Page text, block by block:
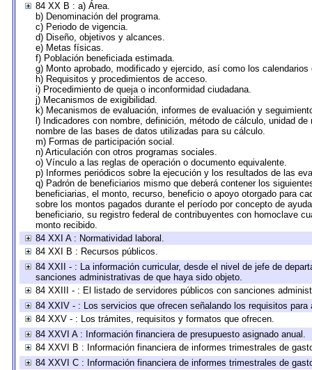
84 XX B : a) Área.
b) Denominación del programa.
c) Periodo de vigencia.
d) Diseño, objetivos y alcances.
e) Metas físicas.
f) Población beneficiada estimada.
g) Monto aprobado, modificado y ejercido, así como los
h) Requisitos y procedimientos de acceso.
i) Procedimiento de queja o inconformidad ciudadana.
j) Mecanismos de exigibilidad.
k) Mecanismos de evaluación, informes de evaluación y
l) Indicadores con nombre, definición, método de cálculo, unidad
nombre de las bases de datos utilizadas para su cálculo.
m) Formas de participación social.
n) Articulación con otros programas sociales.
o) Vínculo a las reglas de operación o documento equivalente.
p) Informes periódicos sobre la ejecución y los resultados de las
q) Padrón de beneficiarios mismo que deberá contener los
beneficiarias, el monto, recurso, beneficio o apoyo otorgado para
sobre los montos pagados durante el período por concepto de
beneficiario, su registro federal de contribuyentes con homoclave
monto recibido.
84 XXI A : Normatividad laboral.
84 XXI B : Recursos públicos.
84 XXII - : La información curricular, desde el nivel de jefe de
sanciones administrativas de que haya sido objeto.
84 XXIII - : El listado de servidores públicos con sanciones
84 XXIV - : Los servicios que ofrecen señalando los requisitos para
84 XXV - : Los trámites, requisitos y formatos que ofrecen.
84 XXVI A : Información financiera de presupuesto asignado anual.
84 XXVI B : Información financiera de informes trimestrales de
84 XXVI C : Información financiera de informes trimestrales de